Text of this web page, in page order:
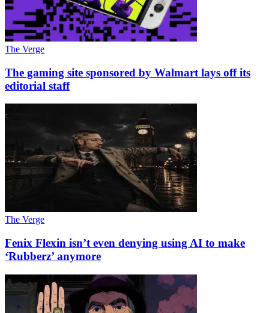
The Verge
The gaming site sponsored by Walmart lays off its
editorial staff
The Verge
Fenix Flexin isn’t even denying using AI to make
‘Rubberz’ anymore